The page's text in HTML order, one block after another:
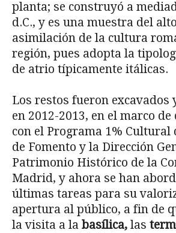
planta; se construyó a
d.C., y es una muestra del
asimilación de la cultura
región, pues adopta la
de atrio típicamente itálicas.
Los restos fueron excavados
en 2012-2013, en el marco
con el Programa 1%
de Fomento y la Dirección
Patrimonio Histórico de la
Madrid, y ahora se han
últimas tareas para su
apertura al público, a fin de
la visita a la basílica, las